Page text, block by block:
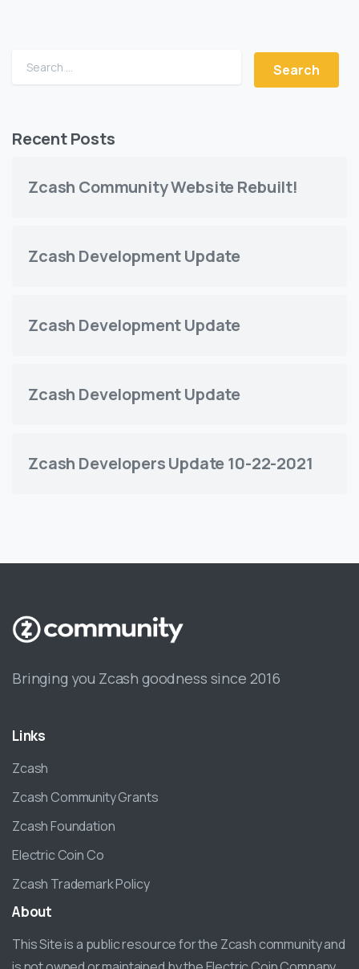
Search for:
Recent Posts
Zcash Community Website Rebuilt!
Zcash Development Update
Zcash Development Update
Zcash Development Update
Zcash Developers Update 10-22-2021
Bringing you Zcash goodness since 2016
Links
Zcash
Zcash Community Grants
Zcash Foundation
Electric Coin Co
Zcash Trademark Policy
About
This Site is a public resource for the Zcash community and